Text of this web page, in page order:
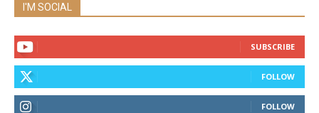
I'M SOCIAL
SUBSCRIBE
FOLLOW
FOLLOW